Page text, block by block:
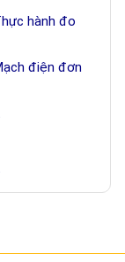
hành đo
điện đơn